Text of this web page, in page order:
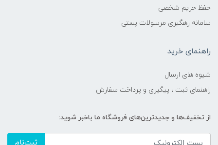
حفظ حریم شخصی
سامانه رهگیری مرسولات پستی
راهنمای خرید
شیوه های ارسال
راهنمای ثبت ، پیگیری و پرداخت سفارش
از تخفیف‌ها و جدیدترین‌های فروشگاه ما باخبر شوید: